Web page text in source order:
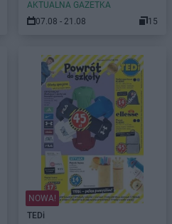
AKTUALNA GAZETKA
07.08 - 21.08
15
NOWA!
TEDi